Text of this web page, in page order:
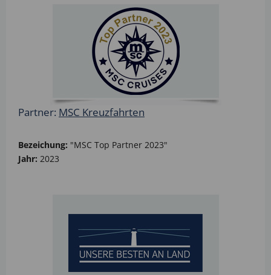
Partner: MSC Kreuzfahrten
Bezeichung: "MSC Top Partner 2023"
Jahr: 2023